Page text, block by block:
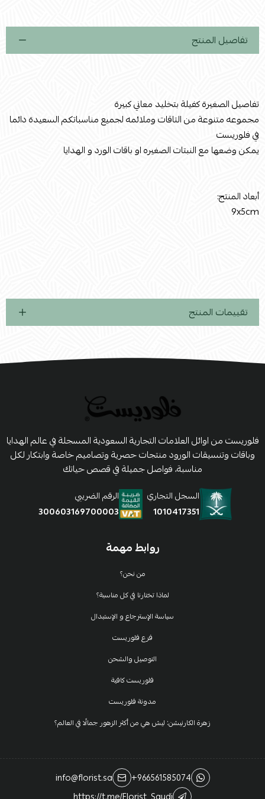
تفاصيل المنتج
تفاصيل الصغيرة كفيلة بتخليد معاني كبيرة
مجموعه متنوعة من التاقات وملائمه لجميع مناسباتكم السعيدة دائما
في فلوريست
يمكن وضعها مع النبتات الصغيره او باقات الورد و الهدايا
أبعاد المنتج:
9x5cm
تقييمات المنتج
روابط مهمة
من نحن؟
لماذا تختارنا في كل مناسبة؟
سياسة الإسترجاع و الإستبدال
فرع فلوريست
التوصيل والشحن
فلوريست كافية
مدونة فلوريست
زهرة الكارنيشن: ليش هي من أكثر الزهور جمالًا في العالم؟
فلوريست من اوائل العلامات التجارية السعودية المسجلة في عالم الهدايا
وباقات وتنسيقات الورود منتجات حصرية وتصاميم خاصة وابتكار لكل
مناسبة، فواصل جميلة في قصص حياتك
السجل التجاري
1010417351
الرقم الضريبي
300603169700003
+966561585074
info@florist.sa